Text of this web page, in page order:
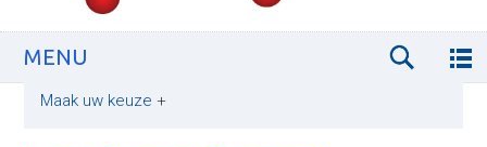
MENU
Maak uw keuze +